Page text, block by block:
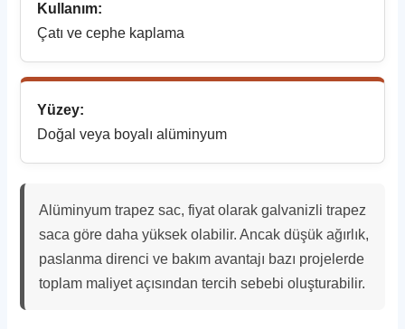
Kullanım:
Çatı ve cephe kaplama
Yüzey:
Doğal veya boyalı alüminyum
Alüminyum trapez sac, fiyat olarak galvanizli trapez
saca göre daha yüksek olabilir. Ancak düşük ağırlık,
paslanma direnci ve bakım avantajı bazı projelerde
toplam maliyet açısından tercih sebebi oluşturabilir.